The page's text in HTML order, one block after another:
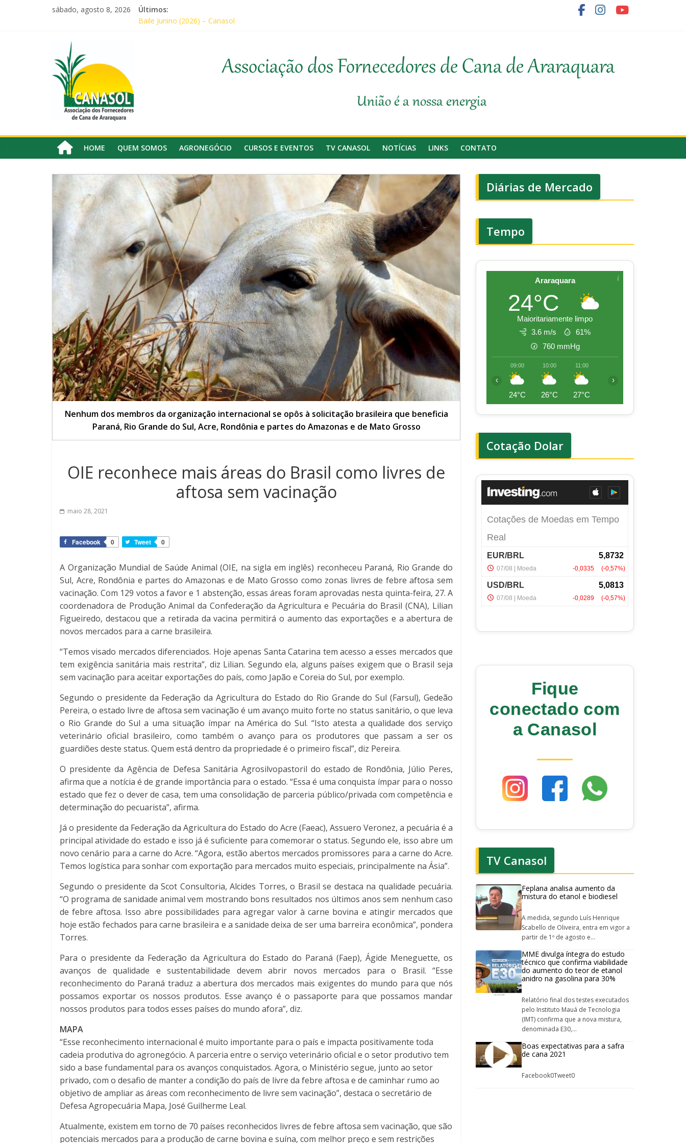
sábado, agosto 8, 2026
Últimos:
Baile Junino (2026) – Canasol
Canasol marca presença na 1ª Edição do Fator Biológico da Canaplan
Associados da Canasol participam da Coopercitrus Expo 2026
Canasol
Associação
dos
Fornecedores
Associação dos Fornecedores de Cana de Araraquara
União é a nossa energia
HOME QUEM SOMOS AGRONEGÓCIO CURSOS E EVENTOS TV CANASOL NOTÍCIAS LINKS CONTATO
Nenhum dos membros da organização internacional se opôs à solicitação brasileira que beneficia
Paraná, Rio Grande do Sul, Acre, Rondônia e partes do Amazonas e de Mato Grosso
OIE reconhece mais áreas do Brasil como livres de
aftosa sem vacinação
maio 28, 2021
Facebook 0 Tweet 0
A Organização Mundial de Saúde Animal (OIE, na sigla em inglês) reconheceu Paraná, Rio Grande do
Sul, Acre, Rondônia e partes do Amazonas e de Mato Grosso como zonas livres de febre aftosa sem
vacinação. Com 129 votos a favor e 1 abstenção, essas áreas foram aprovadas nesta quinta-feira, 27. A
coordenadora de Produção Animal da Confederação da Agricultura e Pecuária do Brasil (CNA), Lilian
Figueiredo, destacou que a retirada da vacina permitirá o aumento das exportações e a abertura de
novos mercados para a carne brasileira.
“Temos visado mercados diferenciados. Hoje apenas Santa Catarina tem acesso a esses mercados que
tem exigência sanitária mais restrita”, diz Lilian. Segundo ela, alguns países exigem que o Brasil seja
sem vacinação para aceitar exportações do país, como Japão e Coreia do Sul, por exemplo.
Segundo o presidente da Federação da Agricultura do Estado do Rio Grande do Sul (Farsul), Gedeão
Pereira, o estado livre de aftosa sem vacinação é um avanço muito forte no status sanitário, o que leva
o Rio Grande do Sul a uma situação ímpar na América do Sul. “Isto atesta a qualidade dos serviço
veterinário oficial brasileiro, como também o avanço para os produtores que passam a ser os
guardiões deste status. Quem está dentro da propriedade é o primeiro fiscal”, diz Pereira.
O presidente da Agência de Defesa Sanitária Agrosilvopastoril do estado de Rondônia, Júlio Peres,
afirma que a notícia é de grande importância para o estado. “Essa é uma conquista ímpar para o nosso
estado que fez o dever de casa, tem uma consolidação de parceria público/privada com competência e
determinação do pecuarista”, afirma.
Já o presidente da Federação da Agricultura do Estado do Acre (Faeac), Assuero Veronez, a pecuária é a
principal atividade do estado e isso já é suficiente para comemorar o status. Segundo ele, isso abre um
novo cenário para a carne do Acre. “Agora, estão abertos mercados promissores para a carne do Acre.
Temos logística para sonhar com exportação para mercados muito especiais, principalmente na Ásia”.
Segundo o presidente da Scot Consultoria, Alcides Torres, o Brasil se destaca na qualidade pecuária.
“O programa de sanidade animal vem mostrando bons resultados nos últimos anos sem nenhum caso
de febre aftosa. Isso abre possibilidades para agregar valor à carne bovina e atingir mercados que
hoje estão fechados para carne brasileira e a sanidade deixa de ser uma barreira econômica”, pondera
Torres.
Para o presidente da Federação da Agricultura do Estado do Paraná (Faep), Ágide Meneguette, os
avanços de qualidade e sustentabilidade devem abrir novos mercados para o Brasil. “Esse
reconhecimento do Paraná traduz a abertura dos mercados mais exigentes do mundo para que nós
possamos exportar os nossos produtos. Esse avanço é o passaporte para que possamos mandar
nossos produtos para todos esses países do mundo afora”, diz.
MAPA
“Esse reconhecimento internacional é muito importante para o país e impacta positivamente toda
cadeia produtiva do agronegócio. A parceria entre o serviço veterinário oficial e o setor produtivo tem
sido a base fundamental para os avanços conquistados. Agora, o Ministério segue, junto ao setor
privado, com o desafio de manter a condição do país de livre da febre aftosa e de caminhar rumo ao
objetivo de ampliar as áreas com reconhecimento de livre sem vacinação”, destaca o secretário de
Defesa Agropecuária Mapa, José Guilherme Leal.
Atualmente, existem em torno de 70 países reconhecidos livres de febre aftosa sem vacinação, que são
potenciais mercados para a produção de carne bovina e suína, com melhor preço e sem restrições
Diárias de Mercado
Tempo
Araraquara
24°C
Maioritariamente limpo
3.6 m/s
61%
760 mmHg
09:00
24°C
10:00
26°C
11:00
27°C
‹ ›
Cotação Dolar
Fique
conectado com
a Canasol
TV Canasol
Feplana analisa aumento da
mistura do etanol e biodiesel
A medida, segundo Luís Henrique
Scabello de Oliveira, entra em vigor a
partir de 1º de agosto e...
MME divulga íntegra do estudo
técnico que confirma viabilidade
do aumento do teor de etanol
anidro na gasolina para 30%
Relatório final dos testes executados
pelo Instituto Mauá de Tecnologia
(IMT) confirma que a nova mistura,
denominada E30,...
Boas expectativas para a safra
de cana 2021
Facebook0Tweet0